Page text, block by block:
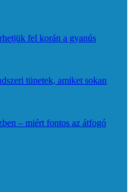
fel korán a gyanús
tünetek, amiket sokan
– miért fontos az átfogó